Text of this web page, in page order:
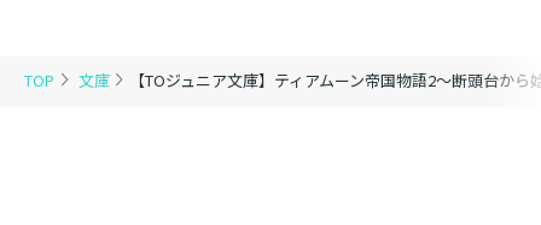
TOP 文庫 【TOジュニア文庫】ティアムーン帝国物語2～断頭台か